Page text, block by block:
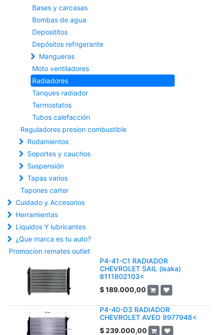
Bases y carcasas
Bombas de agua
Deposititos
Depósitos refrigerante
Mangueras
Moto ventiladores
Radiadores
Tanques radiador
Termostatos
Tubos calefacción
Reguladores presion combustible
Rodamientos
Soportes y cauchos
Suspensión
Tapas varios
Tapones carter
Cuidado y Accesorios
Herramientas
Liquidos Y lubricantes
¿Que marca es tu auto?
Promocion remates outlet
P4-41-C1 RADIADOR
CHEVROLET SAIL (isaka)
8111802103<
$189.000,00
P4-40-D3 RADIADOR
CHEVROLET AVEO 9977948<
$239.000,00